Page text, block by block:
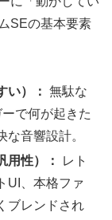
SEの基本要素
い）： 無駄な
で何が起きた
音響設計。
用性）：
レト
UI、本格ファ
ブレンドされ